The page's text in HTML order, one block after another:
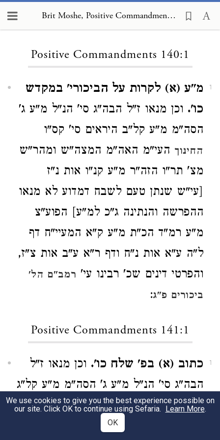
Brit Moshe, Positive Commandments 140:1
Positive Commandments 140:1
1
מ"ע (א) לקרות על הביכורי' במקדש
כו'. וכן מנאו ז"ל הבה"ג סי' הנ"ל מ"ע ג'
הסה"מ מ"ע קל"ב היראים סי' קס"ו
החינוך העי"מ האה"מ המצה"ש ומהר"ש
מצ' תר"ו הזה"ר מ"ע קנ"ו אות נ"ז
[עי"ש שנתן טעם לשבח דמדוע לא מנאו
ההפרשה והנתינה ג"כ למ"ע] הפוע"צ
מ"ע רמ"ד הכ"ת מ"ע ק"א המעיי"ח דף
ל"ה ע"א אות נ"ח ודף ר"א ע"ב אות צ"ז,
והפרטי דינים שכ' רבינו עי' רמב"ם הל'
ביכורים פ"ג:
Positive Commandments 141:1
1 כתוב (א) בפ' שלח כו'. וכן מנאו ז"ל
הבה"ג סי' הנ"ל מ"ע ג' הסה"מ מ"ע קל"ג
היראים סי' קפ"גהסמ"ק סימן רמ"ה
החינוך האה"מ מצ' שפ"ה העי"מ מצ'
We use cookies to give you the best experience possible on
our site. Click OK to continue using Sefaria. Learn More.
OK